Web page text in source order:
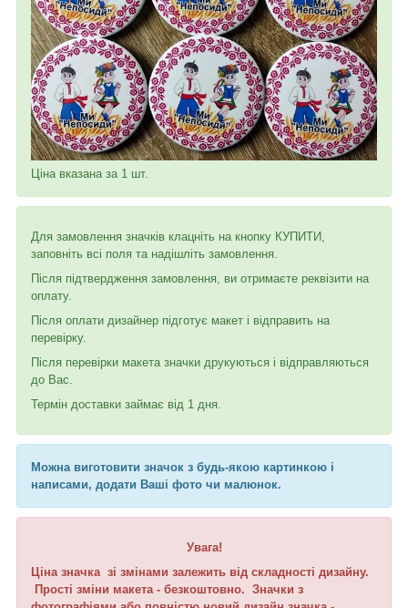
Ціна вказана за 1 шт.
Для замовлення значків клацніть на кнопку КУПИТИ,
заповніть всі поля та надішліть замовлення.
Після підтвердження замовлення, ви отримаєте реквізити на
оплату.
Після оплати дизайнер підготує макет і відправить на
перевірку.
Після перевірки макета значки друкуються і відправляються
до Вас.
Термін доставки займає від 1 дня.
Можна виготовити значок з будь-якою картинкою і
написами, додати Ваші фото чи малюнок.
Увага!
Ціна значка зі змінами залежить від складності дизайну.
Прості зміни макета - безкоштовно. Значки з